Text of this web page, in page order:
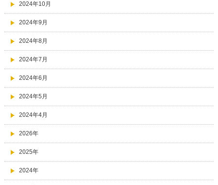
2024年10月
2024年9月
2024年8月
2024年7月
2024年6月
2024年5月
2024年4月
2026年
2025年
2024年